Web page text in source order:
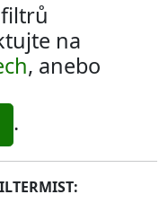
na
, anebo
.